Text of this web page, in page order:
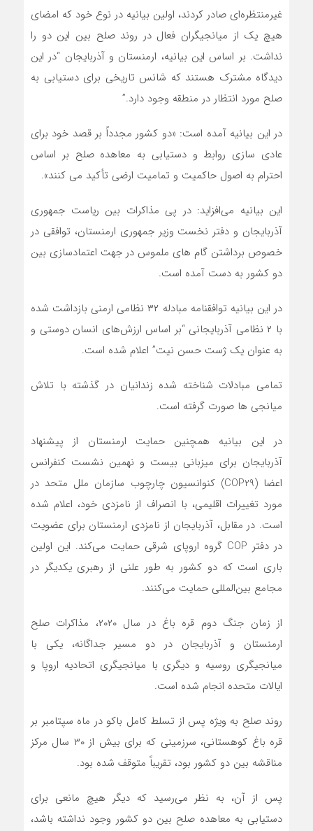
غیرمنتظره‌ای صادر کردند، اولین بیانیه در نوع خود که امضای
هیچ یک از میانجیگران فعال در روند صلح بین این دو را
نداشت. بر اساس این بیانیه، ارمنستان و آذربایجان “در این
دیدگاه مشترک هستند که شانس تاریخی برای دستیابی به
صلح مورد انتظار در منطقه وجود دارد.”
در این بیانیه آمده است: «دو کشور مجدداً بر قصد خود برای
عادی سازی روابط و دستیابی به معاهده صلح بر اساس
احترام به اصول حاکمیت و تمامیت ارضی تأکید می کنند».
این بیانیه می‌افزاید: در پی مذاکرات بین ریاست جمهوری
آذربایجان و دفتر نخست وزیر جمهوری ارمنستان، توافقی در
خصوص برداشتن گام های ملموس در جهت اعتمادسازی بین
دو کشور به دست آمده است.
در این بیانیه توافقنامه مبادله ۳۲ نظامی ارمنی بازداشت شده
با ۲ نظامی آذربایجانی “بر اساس ارزش‌های انسان دوستی و
به عنوان یک ژست حسن نیت” اعلام شده است.
تمامی مبادلات شناخته شده زندانیان در گذشته با تلاش
میانجی ها صورت گرفته است.
در این بیانیه همچنین حمایت ارمنستان از پیشنهاد
آذربایجان برای میزبانی بیست و نهمین نشست کنفرانس
اعضا (COP29) کنوانسیون چارچوب سازمان ملل متحد در
مورد تغییرات اقلیمی، با انصراف از نامزدی خود، اعلام شده
است. در مقابل، آذربایجان از نامزدی ارمنستان برای عضویت
در دفتر COP گروه اروپای شرقی حمایت می‌کند. این اولین
باری است که دو کشور به طور علنی از رهبری یکدیگر در
مجامع بین‌المللی حمایت می‌کنند.
از زمان جنگ دوم قره باغ در سال ۲۰۲۰، مذاکرات صلح
ارمنستان و آذربایجان در دو مسیر جداگانه، یکی با
میانجیگری روسیه و دیگری با میانجیگری اتحادیه اروپا و
ایالات متحده انجام شده است.
روند صلح به ویژه پس از تسلط کامل باکو در ماه سپتامبر بر
قره باغ کوهستانی، سرزمینی که برای بیش از ۳۰ سال مرکز
مناقشه بین دو کشور بود، تقریباً متوقف شده بود.
پس از آن، به نظر می‌رسید که دیگر هیچ مانعی برای
دستیابی به معاهده صلح بین دو کشور وجود نداشته باشد،